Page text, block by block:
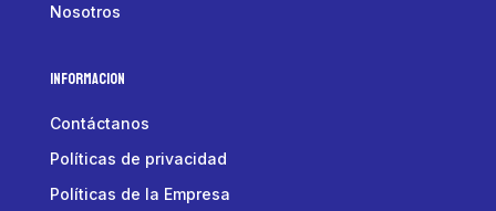
Nosotros
Informacion
Contáctanos
Políticas de privacidad
Políticas de la Empresa